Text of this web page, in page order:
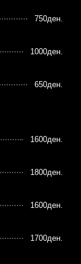
750ден.
1000ден.
650ден.
1600ден.
1800ден.
1600ден.
1700ден.